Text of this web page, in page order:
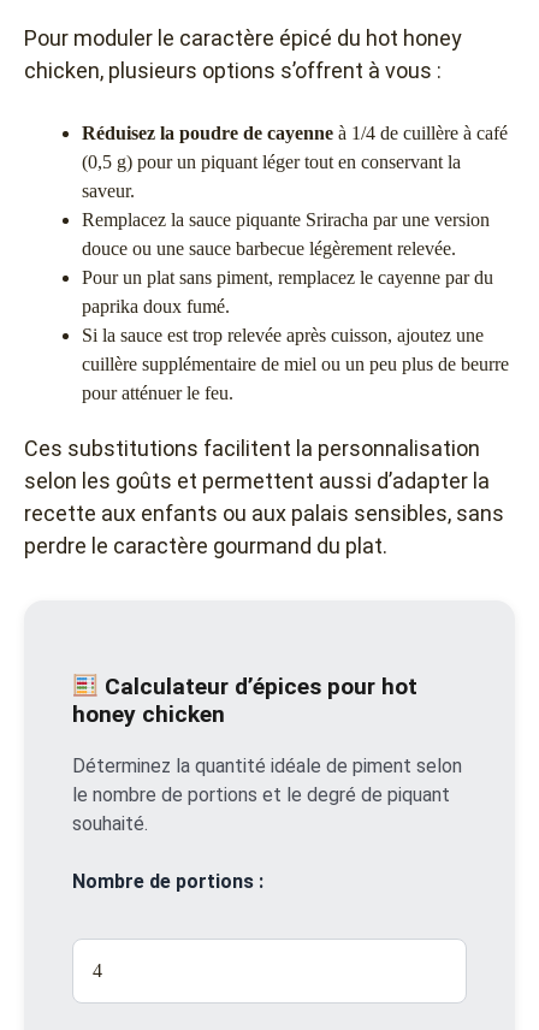
Pour moduler le caractère épicé du hot honey
chicken, plusieurs options s’offrent à vous :
Réduisez la poudre de cayenne à 1/4 de cuillère à café
(0,5 g) pour un piquant léger tout en conservant la
saveur.
Remplacez la sauce piquante Sriracha par une version
douce ou une sauce barbecue légèrement relevée.
Pour un plat sans piment, remplacez le cayenne par du
paprika doux fumé.
Si la sauce est trop relevée après cuisson, ajoutez une
cuillère supplémentaire de miel ou un peu plus de beurre
pour atténuer le feu.
Ces substitutions facilitent la personnalisation
selon les goûts et permettent aussi d’adapter la
recette aux enfants ou aux palais sensibles, sans
perdre le caractère gourmand du plat.
Calculateur d’épices pour hot
honey chicken
Déterminez la quantité idéale de piment selon
le nombre de portions et le degré de piquant
souhaité.
Nombre de portions :